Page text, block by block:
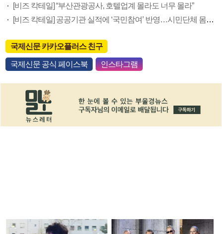
[비즈 칵테일] “부산관광공사, 호텔업계 몰라도 너무 몰라”
[비즈 칵테일] 공공기관 실적에 ‘국민참여’ 반영…시민단체 몸값 쑥쑥
국제신문 카카오플러스 친구
국제신문 공식 페이스북 인스타그램